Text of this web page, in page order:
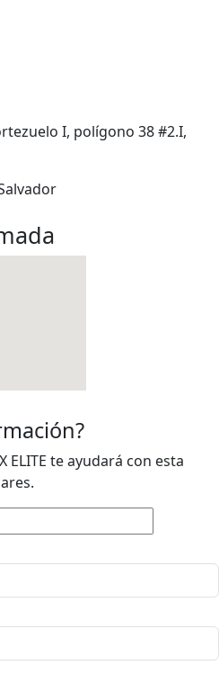
I, polígono 38 #2.I,
ELITE te ayudará con esta